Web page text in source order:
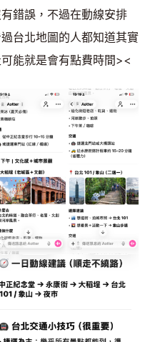
錯誤，不過在動線安排
台北地圖的人都知道其實
能就是會有點費時間><